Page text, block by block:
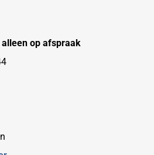
op afspraak